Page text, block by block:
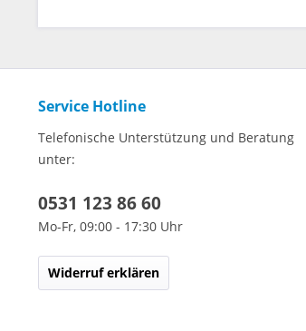
Service Hotline
Telefonische Unterstützung und Beratung
unter:
0531 123 86 60
Mo-Fr, 09:00 - 17:30 Uhr
Widerruf erklären